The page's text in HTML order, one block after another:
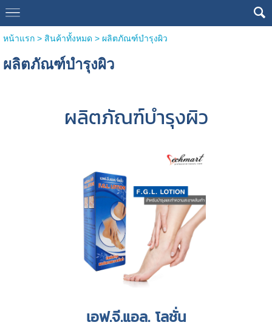
หน้าแรก> สินค้าทั้งหมด > ผลิตภัณฑ์บำรุงผิว
ผลิตภัณฑ์บำรุงผิว
ผลิตภัณฑ์บำรุงผิว
เอฟ.จี.แอล. โลชั่น